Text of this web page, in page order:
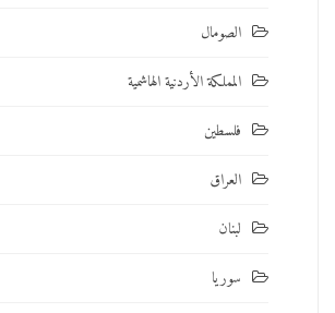
الصومال
المملكة الأردنية الهاشمية
فلسطين
العراق
لبنان
سوريا